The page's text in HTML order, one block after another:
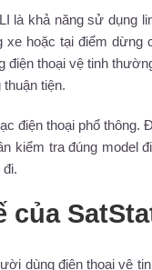
là khả năng sử dụng
xe hoặc tại điểm
điện thoại vệ tinh
tiện.
điện thoại phổ
kiểm tra đúng model
dùng điện thoại vệ